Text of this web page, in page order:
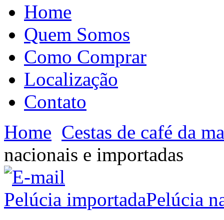
Home
Quem Somos
Como Comprar
Localização
Contato
Home Cestas de café da
nacionais e importadas
Pelúcia importadaPelúcia